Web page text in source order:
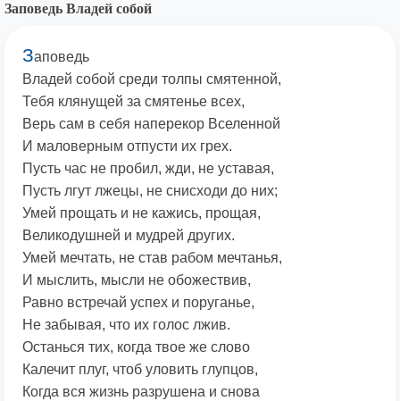
Заповедь Владей собой
Заповедь
Владей собой среди толпы смятенной,
Тебя клянущей за смятенье всех,
Верь сам в себя наперекор Вселенной
И маловерным отпусти их грех.
Пусть час не пробил, жди, не уставая,
Пусть лгут лжецы, не снисходи до них;
Умей прощать и не кажись, прощая,
Великодушней и мудрей других.
Умей мечтать, не став рабом мечтанья,
И мыслить, мысли не обожествив,
Равно встречай успех и поруганье,
Не забывая, что их голос лжив.
Останься тих, когда твое же слово
Калечит плуг, чтоб уловить глупцов,
Когда вся жизнь разрушена и снова